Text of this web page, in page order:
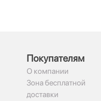
Покупателям
О компании
Зона бесплатной
доставки